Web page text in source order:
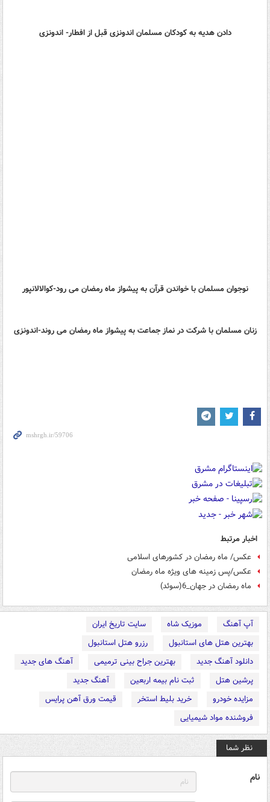
دادن هدیه به کودکان مسلمان اندونزی قبل از افطار- اندونزی
نوجوان مسلمان با خواندن قرآن به پیشواز ماه رمضان می رود-کوالالانپور
زنان مسلمان با شرکت در نماز جماعت به پیشواز ماه رمضان می روند-اندونزی
اخبار مرتبط
عکس/ ماه رمضان در کشورهای اسلامی
عکس/پس زمینه های ویژه ماه رمضان
ماه رمضان در جهان_6(سوئد)
آپ آهنگ موزیک شاه
سایت تاریخ ایران
بهترین هتل های استانبول
رزرو هتل استانبول
دانلود آهنگ جدید
بهترین جراح بینی ترمیمی
آهنگ های جدید
پرشین هتل
ثبت نام بیمه اربعین
آهنگ جدید
مزایده خودرو
خرید بلیط استخر
قیمت ورق آهن پرایس
فروشنده مواد شیمیایی
نظر شما
نام